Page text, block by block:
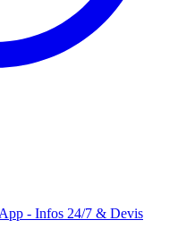
- Infos 24/7 & Devis